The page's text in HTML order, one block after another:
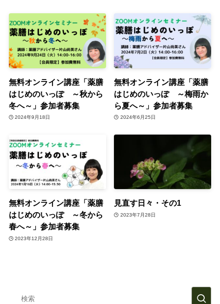
無料オンライン講座「薬膳
はじめのいっぽ ～秋から
冬へ～」参加者募集
2024年9月18日
無料オンライン講座「薬膳
はじめのいっぽ ～梅雨か
ら夏へ～」参加者募集
2024年6月25日
無料オンライン講座「薬膳
はじめのいっぽ ～冬から
春へ～」参加者募集
2023年12月28日
見直す日々・その1
2023年7月28日